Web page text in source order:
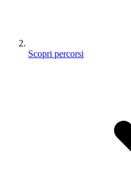
Scopri percorsi